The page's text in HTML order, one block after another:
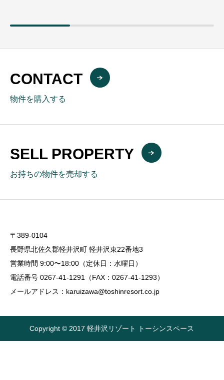
CONTACT
物件を購入する
SELL PROPERTY
お持ちの物件を売却する
〒389-0104
長野県北佐久郡軽井沢町 軽井沢東22番地3
営業時間 9:00〜18:00（定休日：水曜日）
電話番号 0267-41-1291（FAX：0267-41-1293）
メールアドレス：karuizawa@toshinresort.co.jp
Copyright © 2017 軽井沢リゾート トーシンスペース